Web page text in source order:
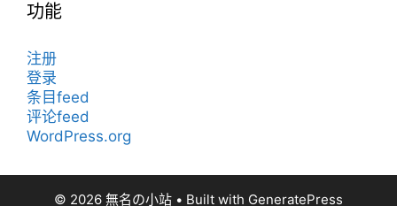
功能
注册
登录
条目feed
评论feed
WordPress.org
© 2026 無名の小站 • Built with GeneratePress